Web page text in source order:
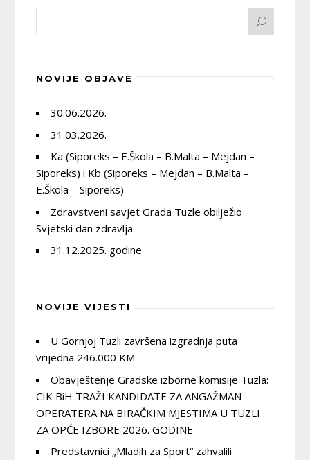
NOVIJE OBJAVE
30.06.2026.
31.03.2026.
Ka (Siporeks – E.Škola – B.Malta – Mejdan –
Siporeks) i Kb (Siporeks – Mejdan – B.Malta –
E.Škola – Siporeks)
Zdravstveni savjet Grada Tuzle obilježio
Svjetski dan zdravlja
31.12.2025. godine
NOVIJE VIJESTI
U Gornjoj Tuzli završena izgradnja puta
vrijedna 246.000 KM
Obavještenje Gradske izborne komisije Tuzla:
CIK BiH TRAŽI KANDIDATE ZA ANGAŽMAN
OPERATERA NA BIRAČKIM MJESTIMA U TUZLI
ZA OPĆE IZBORE 2026. GODINE
Predstavnici „Mladih za Sport“ zahvalili